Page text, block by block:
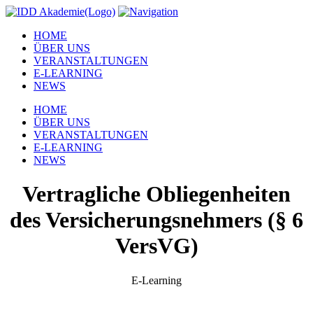
HOME
ÜBER UNS
VERANSTALTUNGEN
E-LEARNING
NEWS
HOME
ÜBER UNS
VERANSTALTUNGEN
E-LEARNING
NEWS
Vertragliche Obliegenheiten
des Versicherungsnehmers (§ 6
VersVG)
E-Learning